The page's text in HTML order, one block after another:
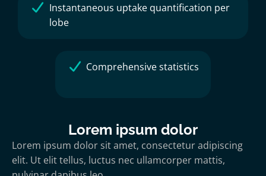
Instantaneous uptake quantification per
lobe
Comprehensive statistics
Lorem ipsum dolor
Lorem ipsum dolor sit amet, consectetur adipiscing
elit. Ut elit tellus, luctus nec ullamcorper mattis,